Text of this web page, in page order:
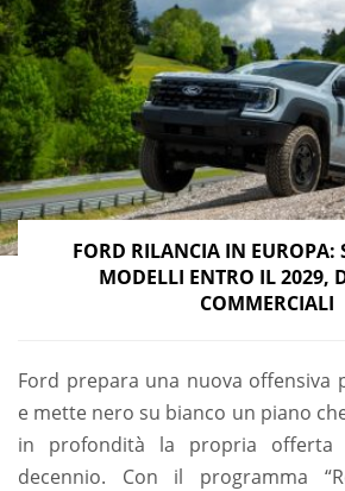
FORD RILANCIA IN EUROPA:
MODELLI ENTRO IL 2029,
COMMERCIALI
Ford prepara una nuova offensiva
e mette nero su bianco un piano
in profondità la propria
decennio. Con il programma